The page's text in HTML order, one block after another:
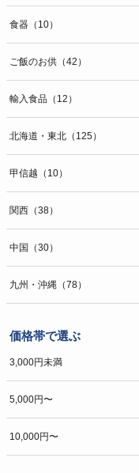
食器（10）
ご飯のお供（42）
輸入食品（12）
北海道・東北（125）
甲信越（10）
関西（38）
中国（30）
九州・沖縄（78）
価格帯で選ぶ
3,000円未満
5,000円〜
10,000円〜